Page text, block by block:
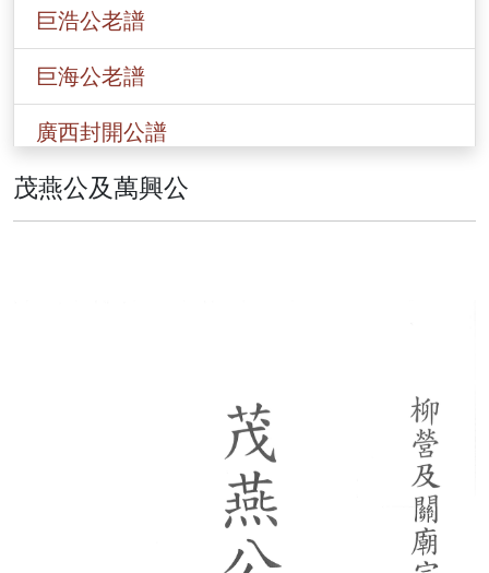
巨浩公老譜
巨海公老譜
廣西封開公譜
香港劉氏總譜(一九○八)年
新界粉嶺區馬尾吓簡頭村劉氏族譜
茂燕公及萬興公